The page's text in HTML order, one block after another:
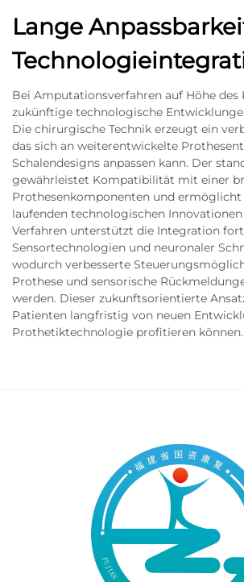
Lange
Bei Amputationsverfahren auf Höhe des
zukünftige technologische
Die chirurgische Technik erzeugt ein
das sich an weiterentwickelte
Schalendesigns anpassen kann. Der
gewährleistet Kompatibilität mit einer
Prothesenkomponenten und ermöglicht
laufenden technologischen
Verfahren unterstützt die Integration
Sensortechnologien und neuronaler
wodurch verbesserte
Prothese und sensorische
werden. Dieser zukunftsorientierte
Patienten langfristig von neuen
Prothetiktechnologie profitieren können.